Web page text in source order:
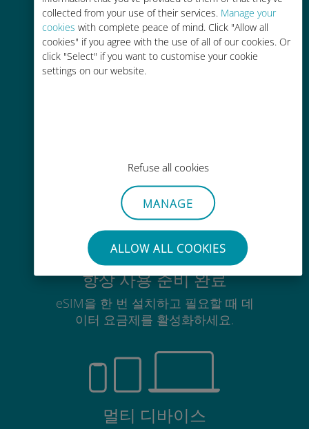
collected from your use of their services. Manage your
cookies with complete peace of mind. Click "Allow all
cookies" if you agree with the use of all of our cookies. Or
click "Select" if you want to customise your cookie
settings on our website.
Refuse all cookies
MANAGE
ALLOW ALL COOKIES
간편한 충전
Wi-Fi나 남은 데이터가 없어도 Ubigi
앱을 통해 어디서나 사용 가능
기존 SIM 카드를 제거할 필요가 없습
니다.
항상 사용 준비 완료
eSIM을 한 번 설치하고 필요할 때 데
이터 요금제를 활성화하세요.
멀티 디바이스